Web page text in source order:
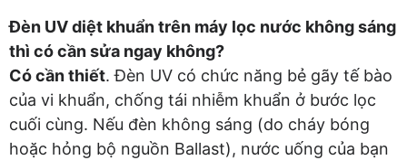
Đèn UV diệt khuẩn trên máy lọc nước không sáng
thì có cần sửa ngay không?
Có cần thiết. Đèn UV có chức năng bẻ gãy tế bào
của vi khuẩn, chống tái nhiễm khuẩn ở bước lọc
cuối cùng. Nếu đèn không sáng (do cháy bóng
hoặc hỏng bộ nguồn Ballast), nước uống của bạn